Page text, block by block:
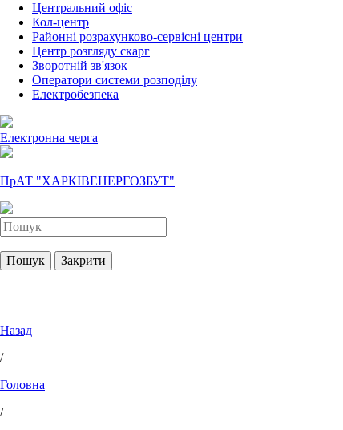
Центральний офіс
Кол-центр
Районні розрахунково-сервісні центри
Центр розгляду скарг
Зворотній зв'язок
Оператори системи розподілу
Електробезпека
Електронна черга
ПрАТ "ХАРКІВЕНЕРГОЗБУТ"
Пошук Закрити
Назад
/
Головна
/